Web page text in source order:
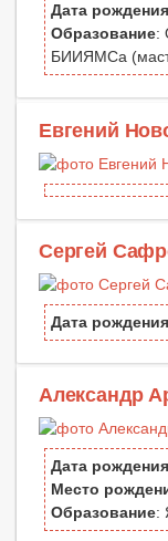
Дата рождения
Образование:
БИИЯМСа
Евгений
Сергей
Дата рождения
Александр
Дата рождения
Место
Образование: